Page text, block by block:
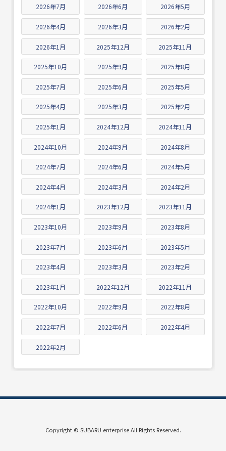
2026年7月 2026年6月 2026年5月
2026年4月 2026年3月 2026年2月
2026年1月 2025年12月 2025年11月
2025年10月 2025年9月 2025年8月
2025年7月 2025年6月 2025年5月
2025年4月 2025年3月 2025年2月
2025年1月 2024年12月 2024年11月
2024年10月 2024年9月 2024年8月
2024年7月 2024年6月 2024年5月
2024年4月 2024年3月 2024年2月
2024年1月 2023年12月 2023年11月
2023年10月 2023年9月 2023年8月
2023年7月 2023年6月 2023年5月
2023年4月 2023年3月 2023年2月
2023年1月 2022年12月 2022年11月
2022年10月 2022年9月 2022年8月
2022年7月 2022年6月 2022年4月
2022年2月
Copyright © SUBARU enterprise All Rights Reserved.